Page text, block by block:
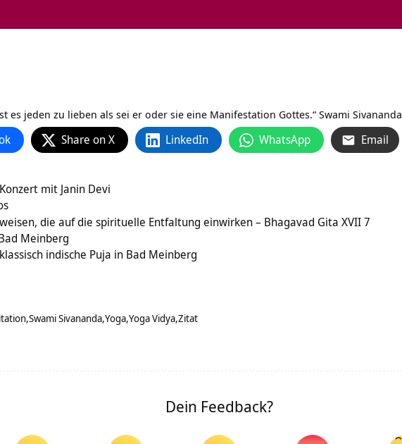
es jeden zu lieben als sei er oder sie eine Manifestation Gottes.“ Swami Sivananda
Share on X LinkedIn WhatsApp Email
mit Janin Devi
die auf die spirituelle Entfaltung einwirken – Bhagavad Gita XVII 7
Meinberg
indische Puja in Bad Meinberg
Swami Sivananda Yoga Yoga Vidya Zitat
Dein Feedback?